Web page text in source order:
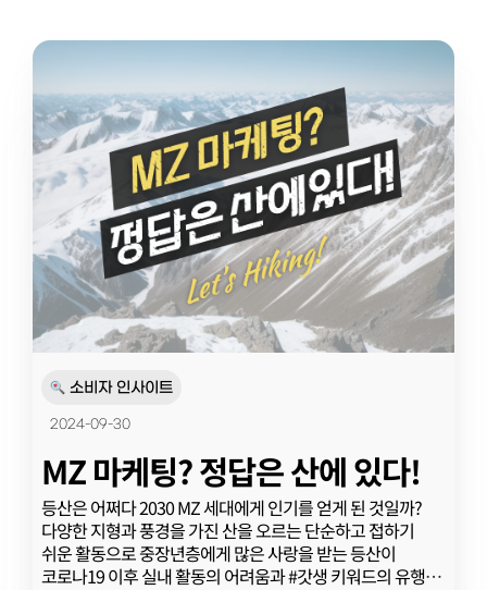
소비자 인사이트
2024-09-30
MZ 마케팅? 정답은 산에 있다!
등산은 어쩌다 2030 MZ 세대에게 인기를 얻게 된 것일까?
다양한 지형과 풍경을 가진 산을 오르는 단순하고 접하기
쉬운 활동으로 중장년층에게 많은 사랑을 받는 등산이
코로나19 이후 실내 활동의 어려움과 #갓생 키워드의 유행이